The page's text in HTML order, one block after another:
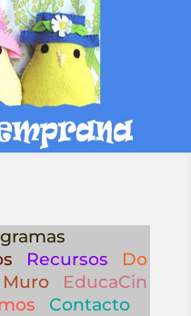
Recursos
Do
Muro
EducaCin
Contacto